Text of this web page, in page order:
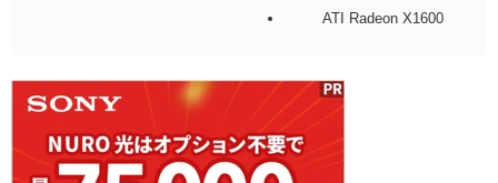
ATI Radeon X1600